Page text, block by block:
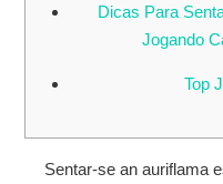
Dicas Para
Jogando
Top
Sentar-se an auriflama